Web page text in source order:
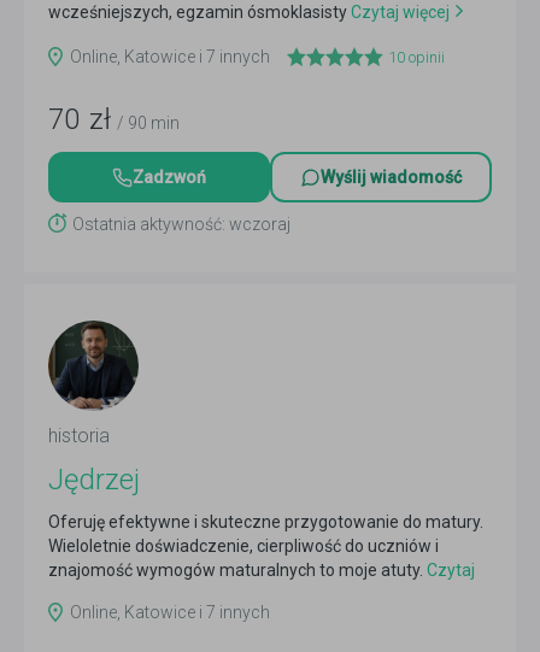
wcześniejszych, egzamin ósmoklasistyCzytaj więcej
Online, Katowice i 7 innych 10 opinii
70 zł / 90 min
Zadzwoń Wyślij wiadomość
Ostatnia aktywność: wczoraj
historia
Jędrzej
Oferuję efektywne i skuteczne przygotowanie do matury.
Wieloletnie doświadczenie, cierpliwość do uczniów i
znajomość wymogów maturalnych to moje atuty. Czytaj
Online, Katowice i 7 innych